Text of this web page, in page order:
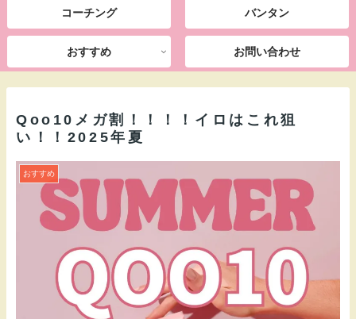
コーチング バンタン
おすすめ お問い合わせ
Qoo10メガ割！！！！イロはこれ狙
い！！2025年夏
おすすめ